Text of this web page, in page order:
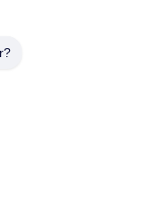
leer Wyzenbeek